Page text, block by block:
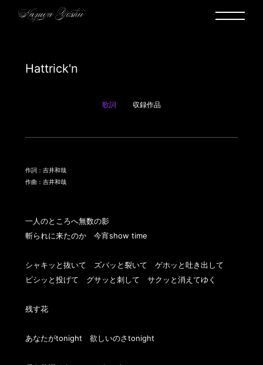
Hattrick'n
歌詞 収録作品
作詞：吉井和哉
作曲：吉井和哉
一人のところへ無数の影
斬られに来たのか　今宵show time
シャキッと抜いて　ズバッと裂いて　ゲホッと吐き出して
ビシッと投げて　グサッと刺して　サクッと消えてゆく
残す花
あなたがtonight　欲しいのさtonight